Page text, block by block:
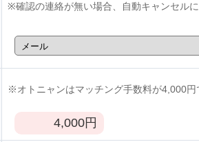
※確認の連絡が無い場合、自動キャンセル
※オトニャンはマッチング手数料が4,000円
4,000円